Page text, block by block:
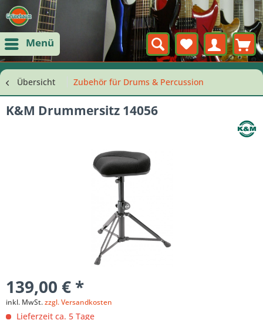
Menü
Übersicht Zubehör für Drums & Percussion
K&M Drummersitz 14056
139,00 € *
inkl. MwSt.zzgl. Versandkosten
Lieferzeit ca. 5 Tage